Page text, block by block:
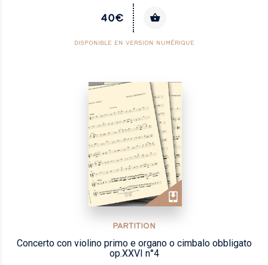
40€
DISPONIBLE EN VERSION NUMÉRIQUE
PARTITION
Concerto con violino primo e organo o cimbalo obbligato
op.XXVI n°4